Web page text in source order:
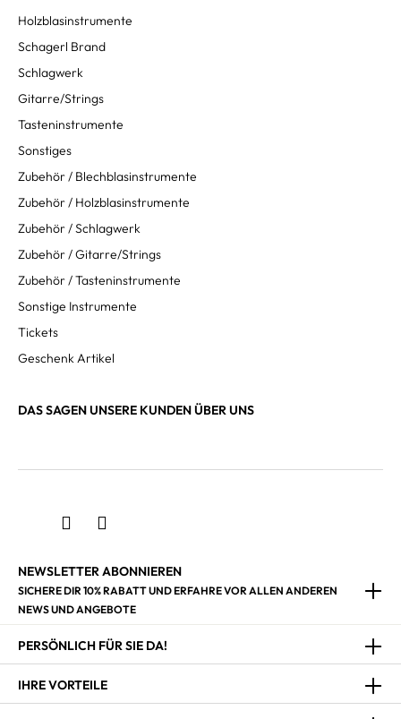
Holzblasinstrumente
Schagerl Brand
Schlagwerk
Gitarre/Strings
Tasteninstrumente
Sonstiges
Zubehör / Blechblasinstrumente
Zubehör / Holzblasinstrumente
Zubehör / Schlagwerk
Zubehör / Gitarre/Strings
Zubehör / Tasteninstrumente
Sonstige Instrumente
Tickets
Geschenk Artikel
DAS SAGEN UNSERE KUNDEN ÜBER UNS
NEWSLETTER ABONNIEREN
SICHERE DIR 10% RABATT UND ERFAHRE VOR ALLEN ANDEREN
NEWS UND ANGEBOTE
PERSÖNLICH FÜR SIE DA!
IHRE VORTEILE